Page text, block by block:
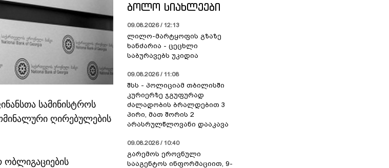
სამინისტროს
ღირებულების
ობლიგაციების
ᲑᲝᲚᲝ ᲡᲘᲐᲮᲚᲔᲔᲑᲘ
09.08.2026 / 12:13
ლილო-მარტყოფის გზაზე
ხანძარია - ცეცხლი
საბურავებს უკიდია
09.08.2026 / 11:08
შსს - პოლიციამ თბილისში
კურიერზე ჯგუფურად
ძალადობის ბრალდებით 3
პირი, მათ შორის 2
არასრულწლოვანი დააკავა
09.08.2026 / 10:40
გარემოს ეროვნული
სააგენტოს ინფორმაციით, 9-